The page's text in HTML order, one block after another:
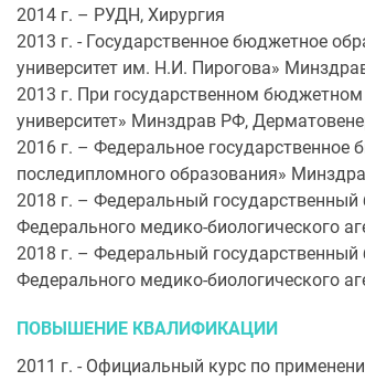
2014 г. – РУДН, Хирургия
2013 г. - Государственное бюджетное
университет им. Н.И. Пирогова»
2013 г. При государственном
университет» Минздрав РФ,
2016 г. – Федеральное
последипломного образования»
2018 г. – Федеральный
Федерального медико-биологического
2018 г. – Федеральный
Федерального медико-биологического
ПОВЫШЕНИЕ КВАЛИФИКАЦИИ
2011 г. - Официальный курс по